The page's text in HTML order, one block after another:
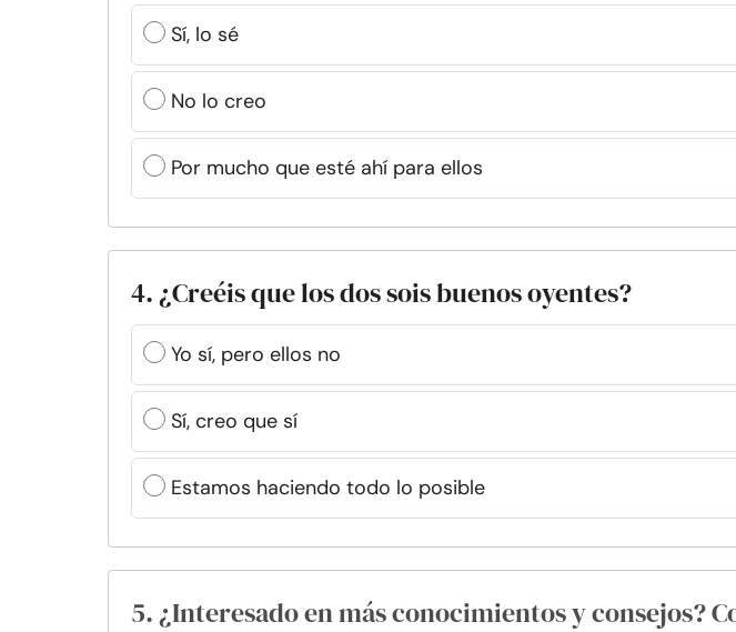
Sí, lo sé
No lo creo
Por mucho que esté ahí para ellos
4. ¿Creéis que los dos sois buenos oyentes?
Yo sí, pero ellos no
Sí, creo que sí
Estamos haciendo todo lo posible
5. ¿Interesado en más conocimientos y consejos?